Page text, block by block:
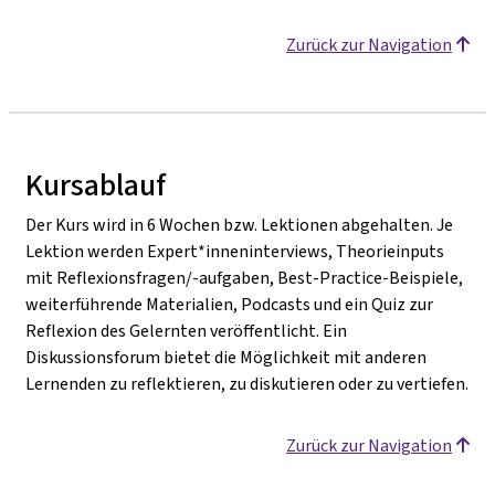
Zurück zur Navigation
Kursablauf
Der Kurs wird in 6 Wochen bzw. Lektionen abgehalten. Je
Lektion werden Expert*inneninterviews, Theorieinputs
mit Reflexionsfragen/-aufgaben, Best-Practice-Beispiele,
weiterführende Materialien, Podcasts und ein Quiz zur
Reflexion des Gelernten veröffentlicht. Ein
Diskussionsforum bietet die Möglichkeit mit anderen
Lernenden zu reflektieren, zu diskutieren oder zu vertiefen.
Zurück zur Navigation